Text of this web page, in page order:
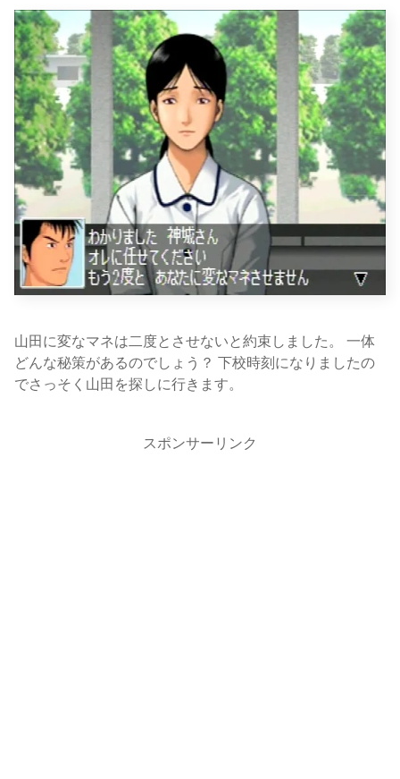
山田に変なマネは二度とさせないと約束しました。 一体
どんな秘策があるのでしょう？ 下校時刻になりましたの
でさっそく山田を探しに行きます。
スポンサーリンク